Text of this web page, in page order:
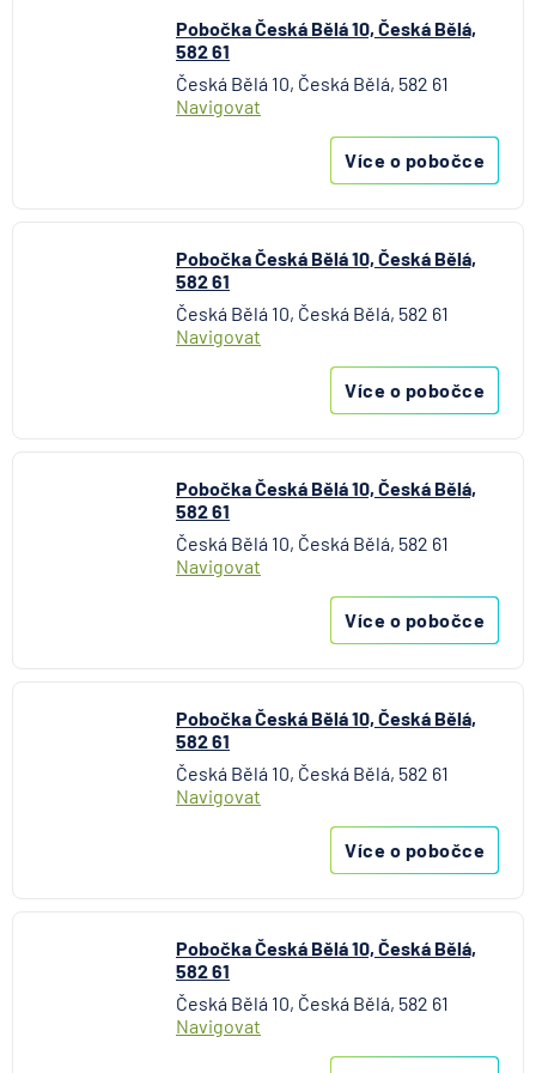
Direct pojišťovna
Generali česká pojišťovna
Hasičská vzájemná pojišťovna
HSBC Bank plc - pobočka Praha
Komerční pojišťovna
MetLife Europe d.a.c.
Modrá pyramida stavební spořitelna
NEY spořitelní družstvo
NN Penzijní společnost
NN Životná poisťovňa
Raiffeisenbank
Sparkasse Oberlausitz
Stavební spořitelna České spořitelny
Pobočka Česká Bělá 10, Česká Bělá,
582 61
Česká Bělá 10, Česká Bělá, 582 61
Navigovat
Více o pobočce
Pobočka Česká Bělá 10, Česká Bělá,
582 61
Česká Bělá 10, Česká Bělá, 582 61
Navigovat
Více o pobočce
Pobočka Česká Bělá 10, Česká Bělá,
582 61
Česká Bělá 10, Česká Bělá, 582 61
Navigovat
Více o pobočce
Pobočka Česká Bělá 10, Česká Bělá,
582 61
Česká Bělá 10, Česká Bělá, 582 61
Navigovat
Více o pobočce
Pobočka Česká Bělá 10, Česká Bělá,
582 61
Česká Bělá 10, Česká Bělá, 582 61
Navigovat